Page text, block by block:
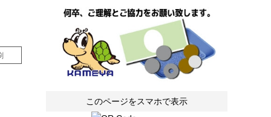
このページをスマホで表示